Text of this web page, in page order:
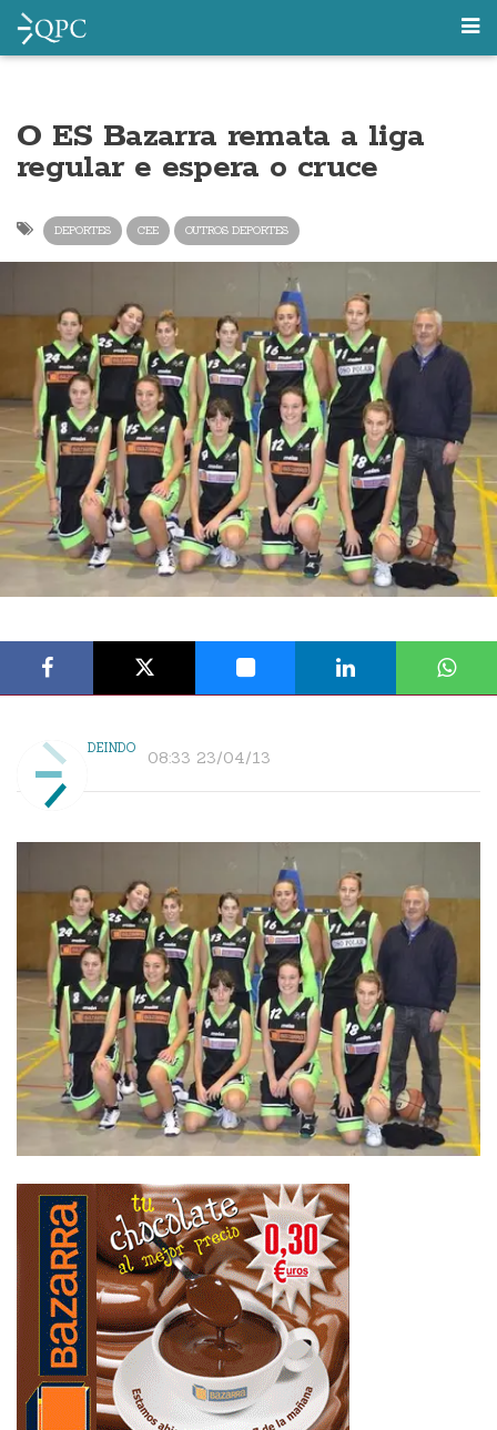
O ES Bazarra remata a liga
regular e espera o cruce
DEPORTES CEE OUTROS DEPORTES
DEINDO 08:33 23/04/13